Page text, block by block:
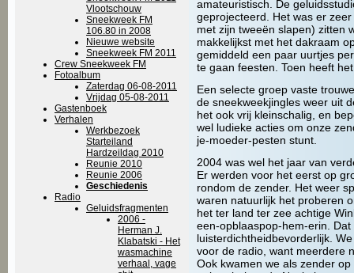
Vlootschouw
Sneekweek FM
106.80 in 2008
Nieuwe website
Sneekweek FM 2011
Crew Sneekweek FM
Fotoalbum
Zaterdag 06-08-2011
Vrijdag 05-08-2011
Gastenboek
Verhalen
Werkbezoek
Starteiland
Hardzeildag 2010
Reunie 2010
Reunie 2006
Geschiedenis
Radio
Geluidsfragmenten
2006 -
Herman J.
Klabatski - Het
wasmachine
verhaal, vage
amateuristisch. De
geprojecteerd. Het was er
met zijn tweeën slapen) zitten
makkelijkst met het dakraam
gemiddeld een paar uurtjes
te gaan feesten. Toen heeft
Een selecte groep vaste
de sneekweekjingles weer uit
het ook vrij kleinschalig, en
wel ludieke acties om onze
je-moeder-pesten stunt.
2004 was wel het jaar van
Er werden voor het eerst op
rondom de zender. Het weer
waren natuurlijk het proberen
het ter land ter zee achtige
een-opblaaspop-hem-erin.
luisterdichtheidbevorderlijk.
voor de radio, want meerdere
Ook kwamen we als zender